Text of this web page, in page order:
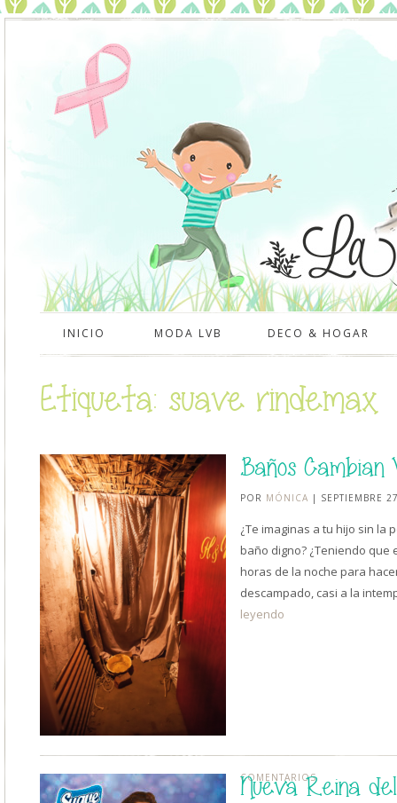
INICIO MODA LVB DECO & HOGAR
Etiqueta: suave rindemax
Baños Cambian
POR MÓNICA | SEPTIEMBRE
¿Te imaginas a tu hijo sin la
baño digno? ¿Teniendo
horas de la noche para
descampado, casi a la
leyendo
COMENTARIOS
Nueva Reina